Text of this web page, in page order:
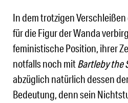
In dem trotzigen
für die Figur der Wanda
feministische Position, ihrer
notfalls noch mitBartleby the
abzüglich natürlich dessen
Bedeutung, denn sein